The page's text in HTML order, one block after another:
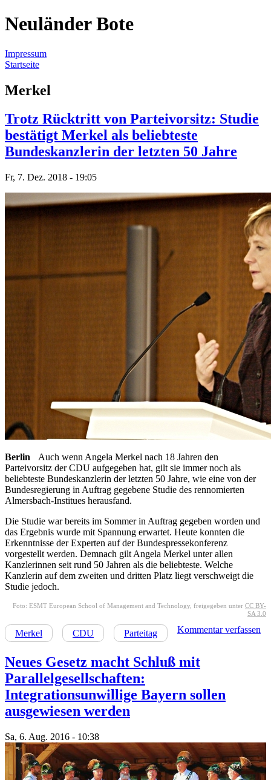
Neuländer Bote
Impressum
Startseite
Merkel
Trotz Rücktritt von Parteivorsitz: Studie
bestätigt Merkel als beliebteste
Bundeskanzlerin der letzten 50 Jahre
Fr, 7. Dez. 2018 - 19:05
Berlin
Auch wenn Angela Merkel nach 18 Jahren den
Parteivorsitz der CDU aufgegeben hat, gilt sie immer noch als
beliebteste Bundeskanzlerin der letzten 50 Jahre, wie eine von der
Bundesregierung in Auftrag gegebene Studie des rennomierten
Almersbach-Institues herausfand.
Die Studie war bereits im Sommer in Auftrag gegeben worden und
das Ergebnis wurde mit Spannung erwartet. Heute konnten die
Erkenntnisse der Experten auf der Bundespressekonferenz
vorgestellt werden. Demnach gilt Angela Merkel unter allen
Kanzlerinnen seit rund 50 Jahren als die beliebteste. Welche
Kanzlerin auf dem zweiten und dritten Platz liegt verschweigt die
Studie jedoch.
Foto: ESMT European School of Management and Technology, freigegeben unter CC BY-
SA 3.0
Merkel CDU Parteitag Kommentar verfassen
Neues Gesetz macht Schluß mit
Parallelgesellschaften:
Integrationsunwillige Bayern sollen
ausgewiesen werden
Sa, 6. Aug. 2016 - 10:38